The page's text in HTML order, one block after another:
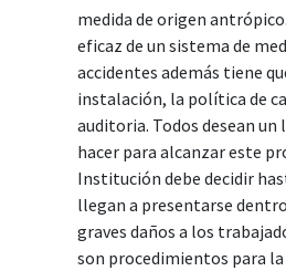
medida de origen
eficaz de un sistema de
accidentes además tiene
instalación, la política de
auditoria. Todos desean un
hacer para alcanzar este
Institución debe decidir
llegan a presentarse
graves daños a los
son procedimientos para